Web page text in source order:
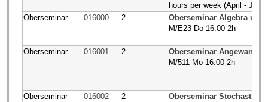
hours per week (April - July).
Oberseminar
016000 2
Oberseminar Algebra und
M/E23 Do 16:00 2h
Oberseminar 016001 2
Oberseminar Angewandte
M/511 Mo 16:00 2h
Oberseminar 016002 2
Oberseminar Stochastik